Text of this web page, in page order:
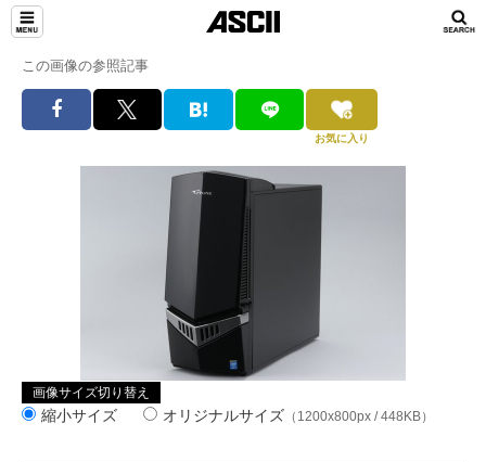
この画像の参照記事
お気に入り
画像サイズ切り替え
縮小サイズ オリジナルサイズ （1200x800px / 448KB）